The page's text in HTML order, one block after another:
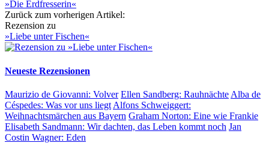
»Die Erdfresserin«
Zurück zum vorherigen Artikel:
Rezension zu
»Liebe unter Fischen«
Neueste Rezensionen
Maurizio de Giovanni: Volver Ellen Sandberg: Rauhnächte Alba de
Céspedes: Was vor uns liegt Alfons Schweiggert:
Weihnachtsmärchen aus Bayern Graham Norton: Eine wie Frankie
Elisabeth Sandmann: Wir dachten, das Leben kommt noch Jan
Costin Wagner: Eden